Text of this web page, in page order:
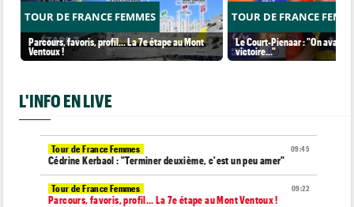
TOUR DE FRANCE FEMMES
Parcours, favoris, profil… La 7e étape au Mont
Ventoux !
TOUR DE FRANCE
Le Court-Pienaar : "On avait
victoire..."
L'INFO EN LIVE
09:45
Tour de France Femmes
Cédrine Kerbaol : "Terminer deuxième, c'est un peu amer"
09:22
Tour de France Femmes
Parcours, favoris, profil… La 7e étape au Mont Ventoux !